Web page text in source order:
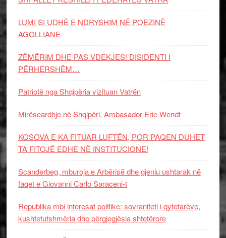
LUMI SI UDHË E NDRYSHIM NË POEZINË
AGOLLIANE
ZËMËRIM DHE PAS VDEKJES! DISIDENTI I
PËRHERSHËM…
Patriotë nga Shqipëria vizituan Vatrën
Mirëseardhje në Shqipëri, Ambasador Eric Wendt
KOSOVA E KA FITUAR LUFTËN, POR PAQEN DUHET
TA FITOJË EDHE NË INSTITUCIONE!
Scanderbeg, mburoja e Arbërisë dhe gjeniu ushtarak në
faqet e Giovanni Carlo Saraceni-t
Republika mbi interesat politike: sovraniteti i qytetarëve,
kushtetutshmëria dhe përgjegjësia shtetërore